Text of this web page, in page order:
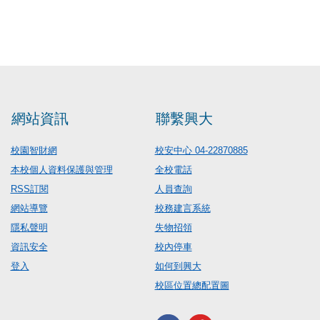
網站資訊
校園智財網
本校個人資料保護與管理
RSS訂閱
網站導覽
隱私聲明
資訊安全
登入
聯繫興大
校安中心 04-22870885
全校電話
人員查詢
校務建言系統
失物招領
校內停車
如何到興大
校區位置總配置圖